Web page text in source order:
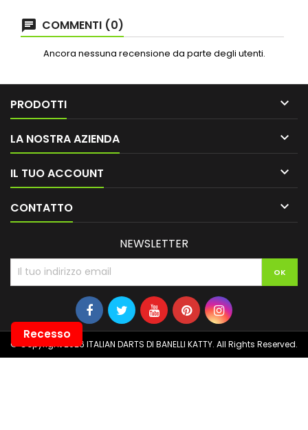
COMMENTI (0)
Ancora nessuna recensione da parte degli utenti.
PRODOTTI 
LA NOSTRA AZIENDA 
IL TUO ACCOUNT 
CONTATTO 
NEWSLETTER
© Copyright 2026 ITALIAN DARTS DI BANELLI KATTY. All Rights Reserved.
Recesso